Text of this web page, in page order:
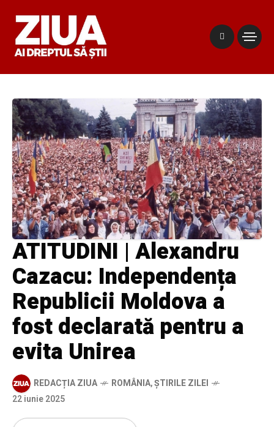
ATITUDINI | Alexandru
Cazacu: Independența
Republicii Moldova a
fost declarată pentru a
evita Unirea
REDACȚIA ZIUA ROMÂNIA,ȘTIRILE ZILEI
22 iunie 2025